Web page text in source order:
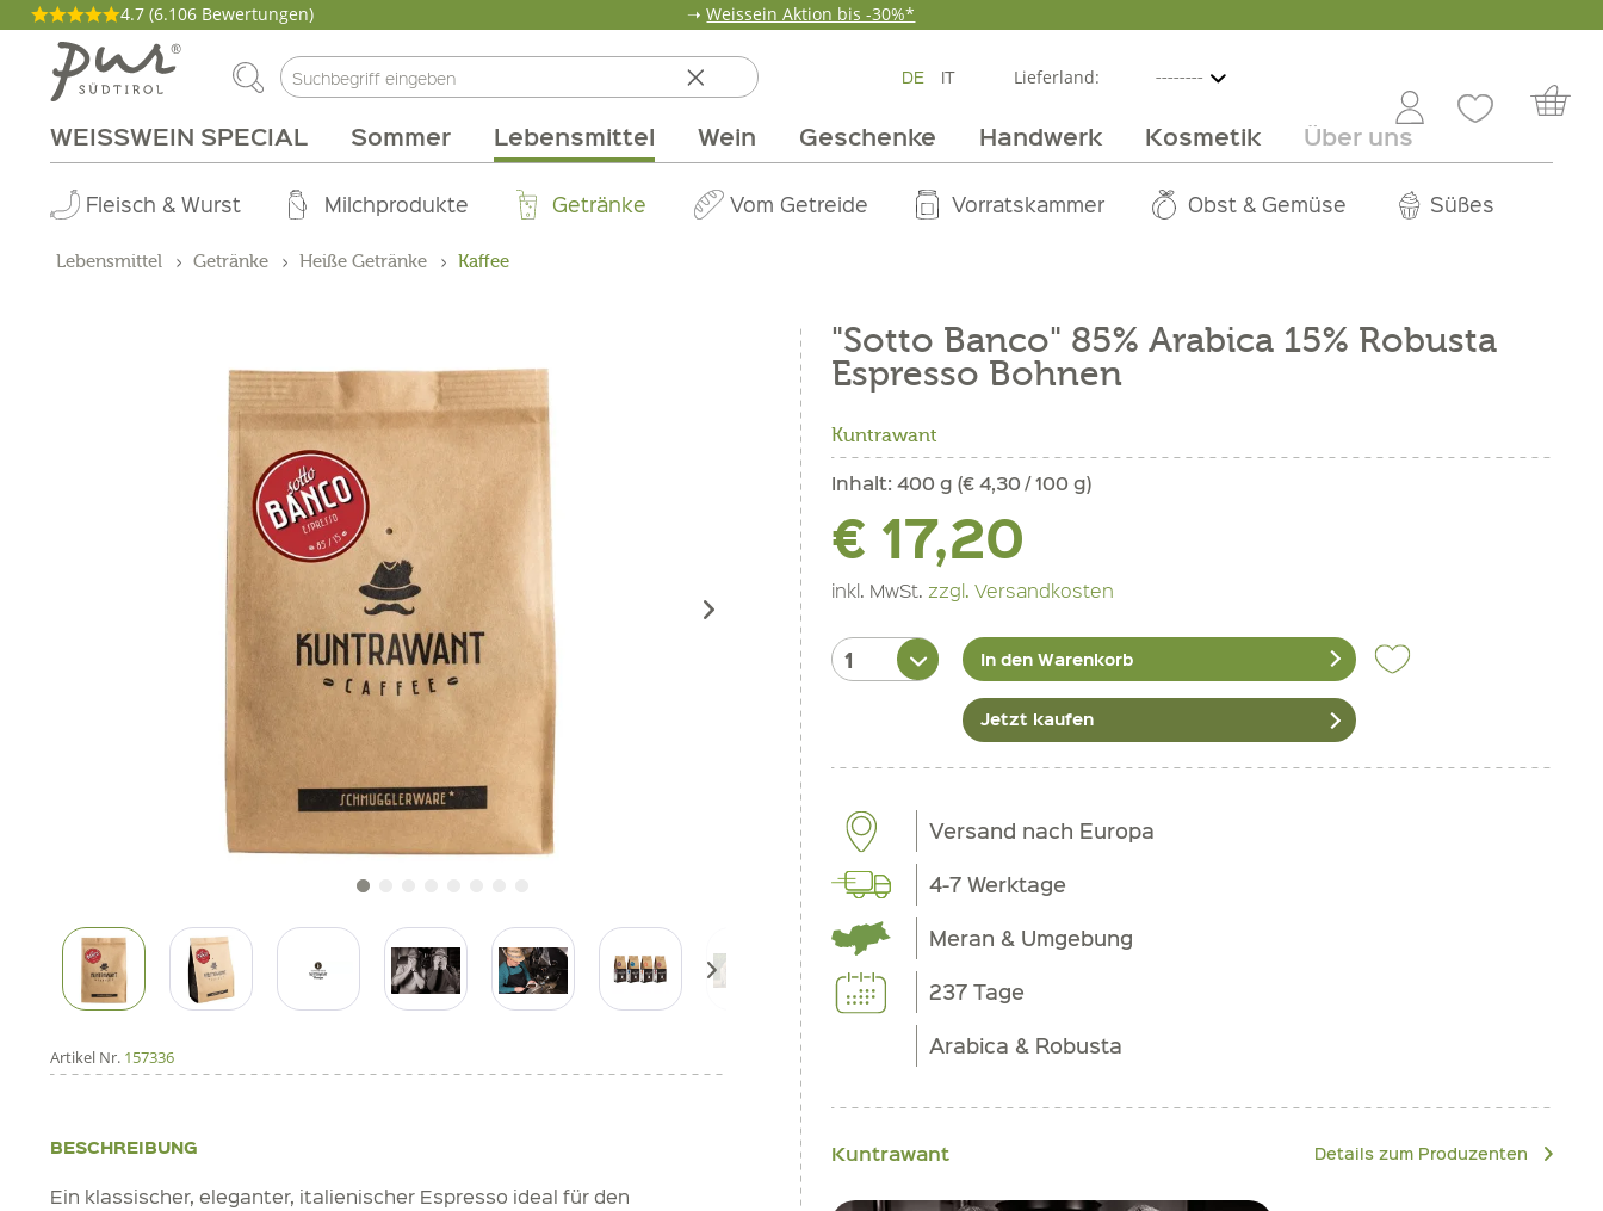
4.7 (6.106 Bewertungen) ➝Weissein Aktion bis -30%*
DE IT Lieferland:
WEISSWEIN SPECIAL Sommer Lebensmittel Wein Geschenke Handwerk Kosmetik Über uns
Aperitif Brunch Grillen Erdbeerzeit Wandern
Fleisch & Wurst Milchprodukte Getränke Vom Getreide Vorratskammer Obst & Gemüse Süßes
Weinarten Rebsorten Gebiet Anlass Weinpakete Weine im Angebot
Pakete Abo Box Gutscheine Verpackungen
Kochen Wohnen Zirbe
Körperpflege Tinkturen Düfte & Öle
Philosophie Genussmagazin Produzenten Team Unsere Märkte Pur Exclusive Online Großhandel Service Jobs
Lebensmittel Getränke Heiße Getränke Kaffee
Artikel Nr. 157336
BESCHREIBUNG
Ein klassischer, eleganter, italienischer Espresso ideal für den
"Sotto Banco" 85% Arabica 15% Robusta
Espresso Bohnen
Kuntrawant
Inhalt:400 g (€ 4,30 / 100 g)
€ 17,20
inkl. MwSt. zzgl. Versandkosten
In den Warenkorb
Jetzt kaufen
Versand nach Europa
4-7 Werktage
Meran & Umgebung
237 Tage
Arabica & Robusta
Kuntrawant Details zum Produzenten